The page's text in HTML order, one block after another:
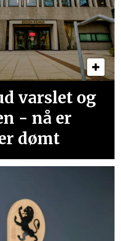
varslet og
- nå er
dømt